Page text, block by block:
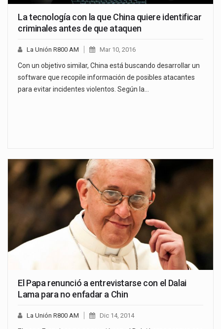
La tecnología con la que China quiere identificar
criminales antes de que ataquen
La Unión R800 AM Mar 10, 2016
Con un objetivo similar, China está buscando desarrollar un
software que recopile información de posibles atacantes
para evitar incidentes violentos. Según la…
El Papa renunció a entrevistarse con el Dalai
Lama para no enfadar a Chin
La Unión R800 AM Dic 14, 2014